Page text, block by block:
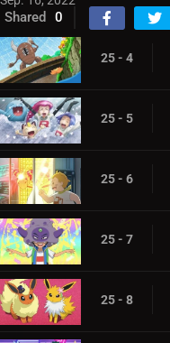
Shared 0
25 - 4
25 - 5
25 - 6
25 - 7
25 - 8